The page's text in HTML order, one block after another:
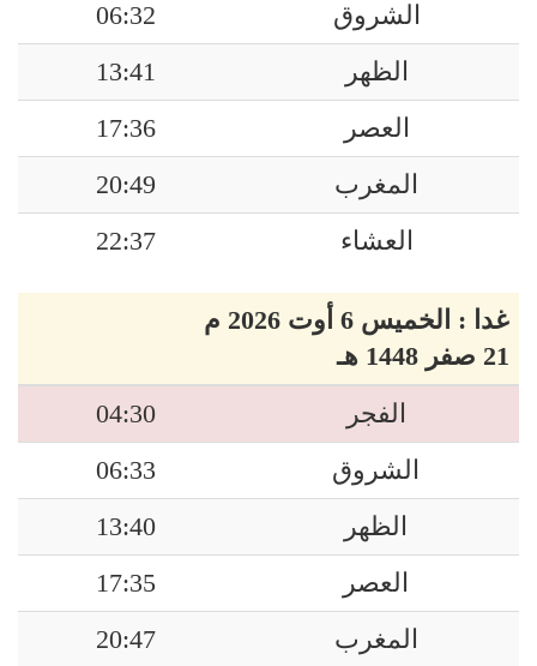
الشروق
06:32
الظهر
13:41
العصر
17:36
المغرب
20:49
العشاء
22:37
غدا : الخميس 6 أوت 2026 م
21 صفر 1448 هـ
الفجر
04:30
الشروق
06:33
الظهر
13:40
العصر
17:35
المغرب
20:47